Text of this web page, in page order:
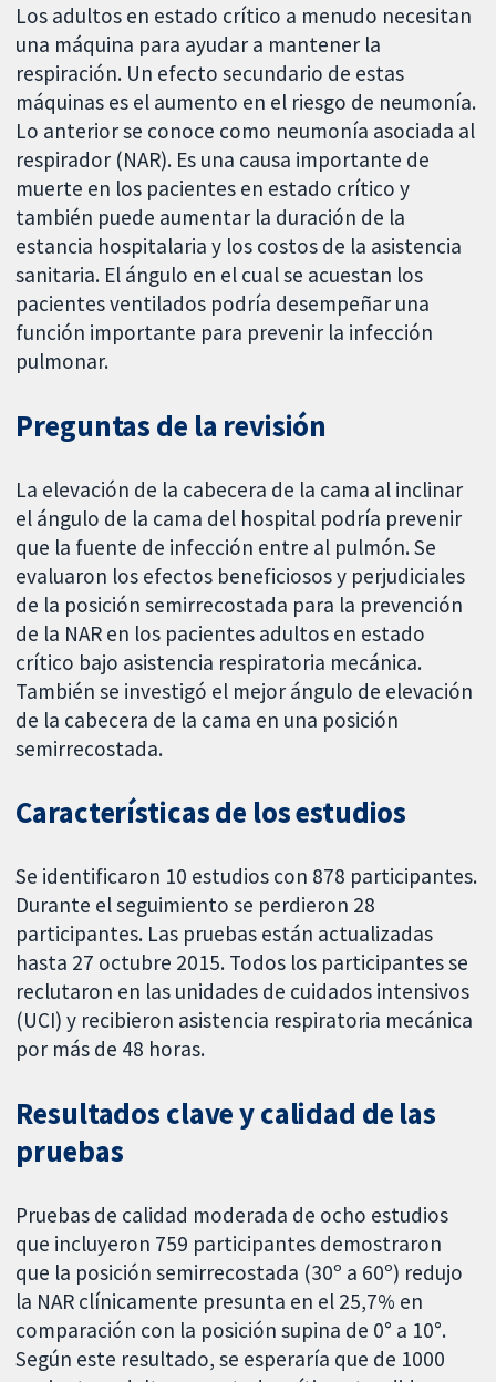
Los adultos en estado crítico a menudo necesitan
una máquina para ayudar a mantener la
respiración. Un efecto secundario de estas
máquinas es el aumento en el riesgo de neumonía.
Lo anterior se conoce como neumonía asociada al
respirador (NAR). Es una causa importante de
muerte en los pacientes en estado crítico y
también puede aumentar la duración de la
estancia hospitalaria y los costos de la asistencia
sanitaria. El ángulo en el cual se acuestan los
pacientes ventilados podría desempeñar una
función importante para prevenir la infección
pulmonar.
Preguntas de la revisión
La elevación de la cabecera de la cama al inclinar
el ángulo de la cama del hospital podría prevenir
que la fuente de infección entre al pulmón. Se
evaluaron los efectos beneficiosos y perjudiciales
de la posición semirrecostada para la prevención
de la NAR en los pacientes adultos en estado
crítico bajo asistencia respiratoria mecánica.
También se investigó el mejor ángulo de elevación
de la cabecera de la cama en una posición
semirrecostada.
Características de los estudios
Se identificaron 10 estudios con 878 participantes.
Durante el seguimiento se perdieron 28
participantes. Las pruebas están actualizadas
hasta 27 octubre 2015. Todos los participantes se
reclutaron en las unidades de cuidados intensivos
(UCI) y recibieron asistencia respiratoria mecánica
por más de 48 horas.
Resultados clave y calidad de las
pruebas
Pruebas de calidad moderada de ocho estudios
que incluyeron 759 participantes demostraron
que la posición semirrecostada (30º a 60º) redujo
la NAR clínicamente presunta en el 25,7% en
comparación con la posición supina de 0° a 10°.
Según este resultado, se esperaría que de 1000